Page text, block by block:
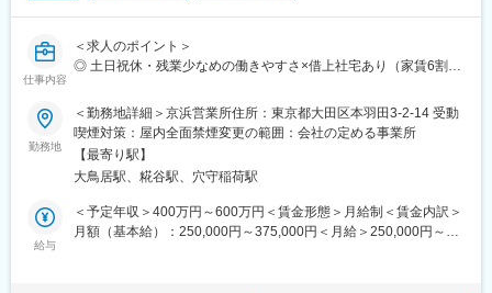
カー工場にて学んでいただきます。
▽OJT研修（半年～1年）
だきます。
▽独り立ち
徐々にお客様を引継ぎ、最終的には10～20社程をご担当いただき
ます。
※直行直帰での訪問が多く、日によっては15時頃に退勤すること
もございます。
仕事内容
＜求人のポイント＞
◎ 土日祝休・残業少なめの働きやすさ×借上社宅あり（家賃6割会
◎ 教育・OJTで専門知識を身につけられる
◎ 安定したエコラボグループ基盤×立ち上げ期
■業務内容
石油精製・石油化学プラントを中心とした顧客に対し、水処理お
よび各種プロセスに関わる薬剤・ソリューションの技術営業（ソ
リューション営業）を担当いただきます。
勤務地
＜勤務地詳細＞京浜営業所住所：東京都大田区本羽田3-2-14 受動
喫煙対策：屋内全面禁煙変更の範囲：会社の定める事業所
【最寄り駅】
大鳥居駅、糀谷駅、穴守稲荷駅
給与
＜予定年収＞400万円～600万円＜賃金形態＞月給制＜賃金内訳＞
月額（基本給）：250,000円～375,000円＜月給＞250,000円～